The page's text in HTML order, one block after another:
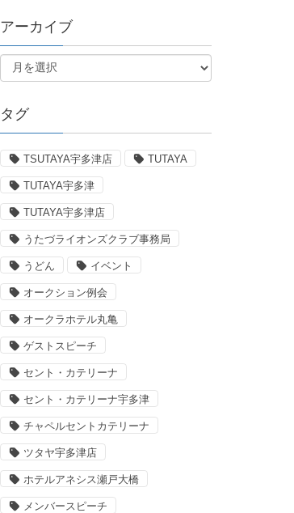
アーカイブ
タグ
TSUTAYA宇多津店 TUTAYA
TUTAYA宇多津
TUTAYA宇多津店
うたづライオンズクラブ事務局
うどん イベント
オークション例会
オークラホテル丸亀
ゲストスピーチ
セント・カテリーナ
セント・カテリーナ宇多津
チャペルセントカテリーナ
ツタヤ宇多津店
ホテルアネシス瀬戸大橋
メンバースピーチ